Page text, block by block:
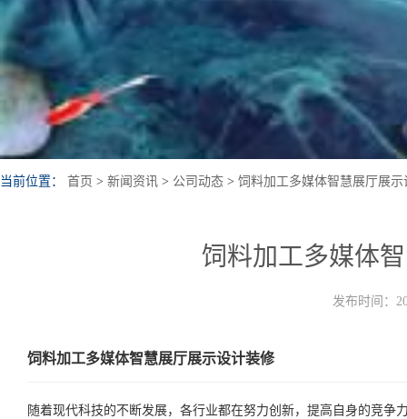
当前位置： 首页 > 新闻资讯 > 公司动态 > 饲料加工多媒体智慧展厅展示
饲料加工多媒体
发布时间：
饲料加工多媒体智慧展厅展示设计装修
随着现代科技的不断发展，各行业都在努力创新，提高自身的竞